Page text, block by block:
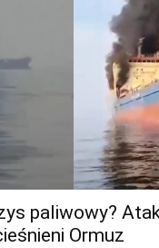
paliwowy?
Ormuz